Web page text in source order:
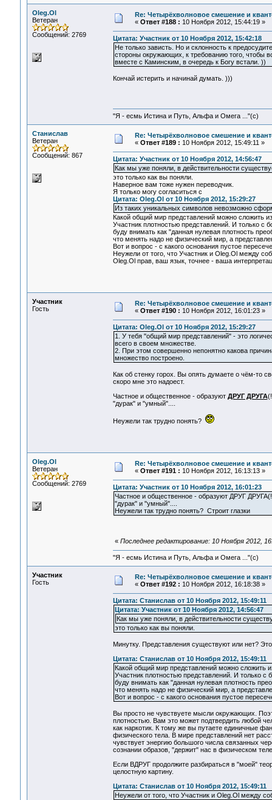
Oleg.Ol
Ветеран
Сообщений: 2769
Re: Четырёхволновое смешение и
« Ответ #188 : 10 Ноября 2012, 15:44:19 »
Цитата: Участник от 10 Ноября 2012, 15:42:18
Не только зависть. Но и склонность к
стороны окружающих, к требованию того, чтобы
вместе с Каминским, в очередь к Богу встали. ))
Кончай истерить и начинай думать. )))
"Я - есмь Истина и Путь, Альфа и Омега ..."(с)
Станислав
Ветеран
Сообщений: 867
Re: Четырёхволновое смешение и
« Ответ #189 : 10 Ноября 2012, 15:49:11 »
Цитата: Участник от 10 Ноября 2012, 14:56:47
Как мы уже поняли, в действительности
это только как вы поняли.
Наверное вам тоже нужен переводчик.
Я только могу согласиться с
Цитата: Oleg.Ol от 10 Ноября 2012, 15:29:27
Из таких уникальных символов невозможно
Какой общий мир представлений можно сложить
Участник плотностью представлений. И только с
буду внимать как "данная нулевая плотность
что менять надо не физический мир, а
Вот и вопрос - с какого основания пустое
Неужели от того, что Участник и Oleg.Ol между
Oleg.Ol прав, ваш язык, точнее - ваша
Участник
Гость
Re: Четырёхволновое смешение и
« Ответ #190 : 10 Ноября 2012, 16:01:23 »
Цитата: Oleg.Ol от 10 Ноября 2012, 15:29:27
1. У тебя "общий мир представлений" - это
всего в своем множестве.
2. При этом совершенно непонятно какова
множество построено.
Как об стенку горох. Вы опять думаете о чём-то
скоро мне это надоест.
Частное и общественное - образуют ДРУГ ДРУГА
"дурак" и "умный"....
Неужели так трудно понять?
Oleg.Ol
Ветеран
Сообщений: 2769
Re: Четырёхволновое смешение и
« Ответ #191 : 10 Ноября 2012, 16:13:13 »
Цитата: Участник от 10 Ноября 2012, 16:01:23
Частное и общественное - образуют ДРУГ
"дурак" и "умный"....
Неужели так трудно понять? Строит глазки
« Последнее редактирование: 10 Ноября 2012,
"Я - есмь Истина и Путь, Альфа и Омега ..."(с)
Участник
Гость
Re: Четырёхволновое смешение и
« Ответ #192 : 10 Ноября 2012, 16:18:38 »
Цитата: Станислав от 10 Ноября 2012, 15:49:11
Цитата: Участник от 10 Ноября 2012, 14:56:47
Как мы уже поняли, в действительности
это только как вы поняли.
Минутку. Представления существуют или нет?
Цитата: Станислав от 10 Ноября 2012, 15:49:11
Какой общий мир представлений можно сложить
Участник плотностью представлений. И только
буду внимать как "данная нулевая плотность
что менять надо не физический мир, а
Вот и вопрос - с какого основания пустое
Вы просто не чувствуете мысли окружающих.
плотностью. Вам это может подтвердить любой
как наркотик. К тому же вы путаете единичные
физического тела. В мире представлений нет
чувствует энергию большого числа связанных
сознании образов, "держит" нас в физическом
Если ВДРУГ продолжите разбираться в "моей"
целостную картину.
Цитата: Станислав от 10 Ноября 2012, 15:49:11
Неужели от того, что Участник и Oleg.Ol между